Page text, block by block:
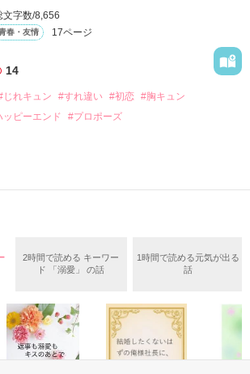
作品を読む
きてんのよ｣
ありがとう』
なきゃ良かった｣
てありがとう』
感情を知らない女の子と
、助けの求め方も、何も知らなかった。
文字数/8,656
春・友情 17ページ
14
じれキュン #すれ違い #初恋 #胸キュン
ッピーエンド #プロポーズ
って』
2時間で読める キーワー
ド 「溺愛」 の話
1時間で読める元気が出る
話